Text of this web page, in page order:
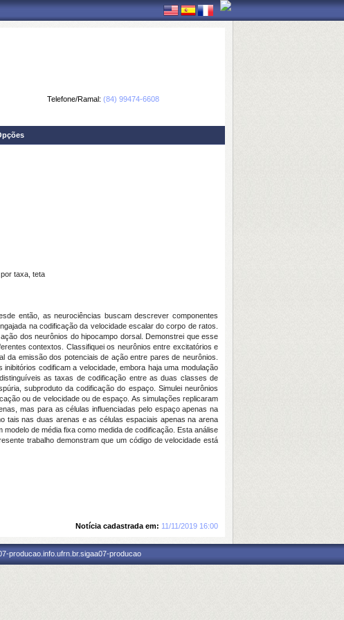
Telefone/Ramal: (84) 99474-6608
taxa, teta
então, as neurociências buscam descrever componentes
na codificação da velocidade escalar do corpo de ratos.
dos neurônios do hipocampo dorsal. Demonstrei que esse
contextos. Classifiquei os neurônios entre excitatórios e
da emissão dos potenciais de ação entre pares de neurônios.
codificam a velocidade, embora haja uma modulação
as taxas de codificação entre as duas classes de
subproduto da codificação do espaço. Simulei neurônios
ou de velocidade ou de espaço. As simulações replicaram
mas para as células influenciadas pelo espaço apenas na
tais nas duas arenas e as células espaciais apenas na arena
de média fixa como medida de codificação. Esta análise
trabalho demonstram que um código de velocidade está
Notícia cadastrada em: 11/11/2019 16:00
producao.info.ufrn.br.sigaa07-producao